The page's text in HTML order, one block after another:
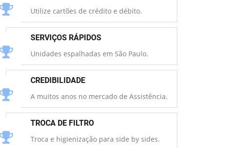
Utilize cartões de crédito e débito.
SERVIÇOS RÁPIDOS
Unidades espalhadas em São Paulo.
CREDIBILIDADE
A muitos anos no mercado de Assistência.
TROCA DE FILTRO
Troca e higienização para side by sides.